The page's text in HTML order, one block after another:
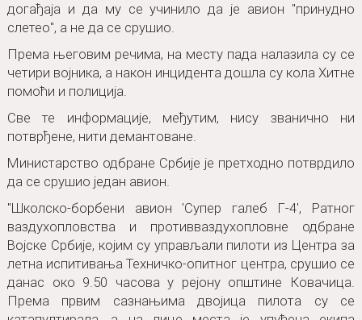
догађаја и да му се учинило да је авион "принудно
слетео", а не да се срушио.
Према његовим речима, на месту пада налазила су се
четири војника, а након инцидента дошла су кола Хитне
помоћи и полиција.
Све те информације, међутим, нису званично ни
потврђене, нити демантоване.
Министарство одбране Србије је претходно потврдило
да се срушио један авион.
"Школско-борбени авион 'Супер галеб Г-4', Ратног
ваздухопловства и противваздухопловне одбране
Војске Србије, којим су управљали пилоти из Центра за
летна испитивања Техничко-опитног центра, срушио се
данас око 9.50 часова у рејону општине Ковачица.
Према првим сазнањима двојица пилота су се